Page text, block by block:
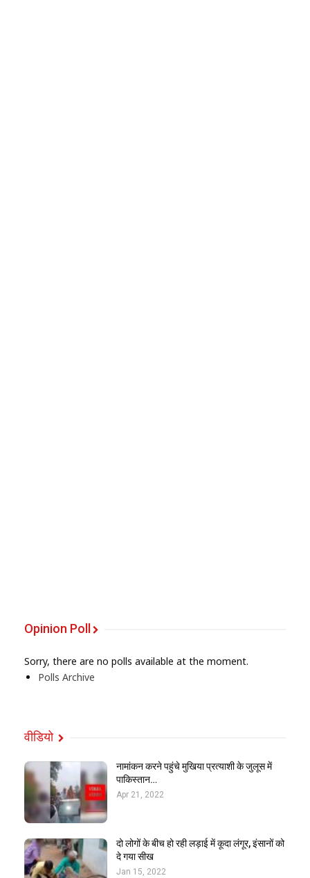
Opinion Poll
Sorry, there are no polls available at the moment.
Polls Archive
वीडियो
नामांकन करने पहुंचे मुखिया प्रत्याशी के जुलूस में
पाकिस्तान…
Apr 21, 2022
दो लोगों के बीच हो रही लड़ाई में कूदा लंगूर, इंसानों को
दे गया सीख
Jan 15, 2022